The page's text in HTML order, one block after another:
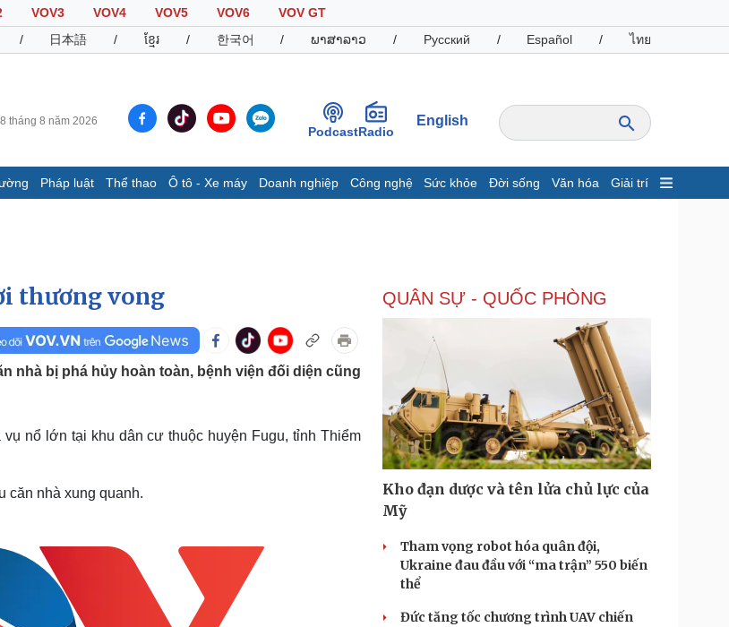
VOV3 VOV4 VOV5 VOV6
VOV GT
/ 日本語 / ខ្មែរ / 한국어 / ພາສາລາວ / Русский / Español / ไทย
tháng 8 năm 2026
PodcastRadio
English
Pháp luật Thể thao Ô tô - Xe máy Doanh nghiệp Công nghệ Sức khỏe Đời sống Văn hóa Giải trí
Infographic
Chứng khoán
thể thao
Ô tô - Xe máy
Tư vấn
Doanh nghiệp
Thông tin doanh nghiệp
Doanh nghiệp 24h
Doanh nhân
Vì cộng đồng
Sành điệu
Tin Công nghệ
Trải nghiệm
Chuyển đổi số
Giải trí
Sao Việt
Podcast
Đọc truyện đêm khuya
Cửa sổ tình yêu
thương vong
nhà bị phá hủy hoàn toàn, bệnh viện đối diện cũng
nổ lớn tại khu dân cư thuộc huyện Fugu, tỉnh Thiểm
căn nhà xung quanh.
QUÂN SỰ - QUỐC PHÒNG
Kho đạn dược và tên lửa chủ lực của
Mỹ
Tham vọng robot hóa quân đội,
Ukraine đau đầu với “ma trận” 550 biến
thể
Đức tăng tốc chương trình UAV chiến